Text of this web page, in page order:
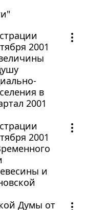
2001
в
2001
2001
и
Думы от